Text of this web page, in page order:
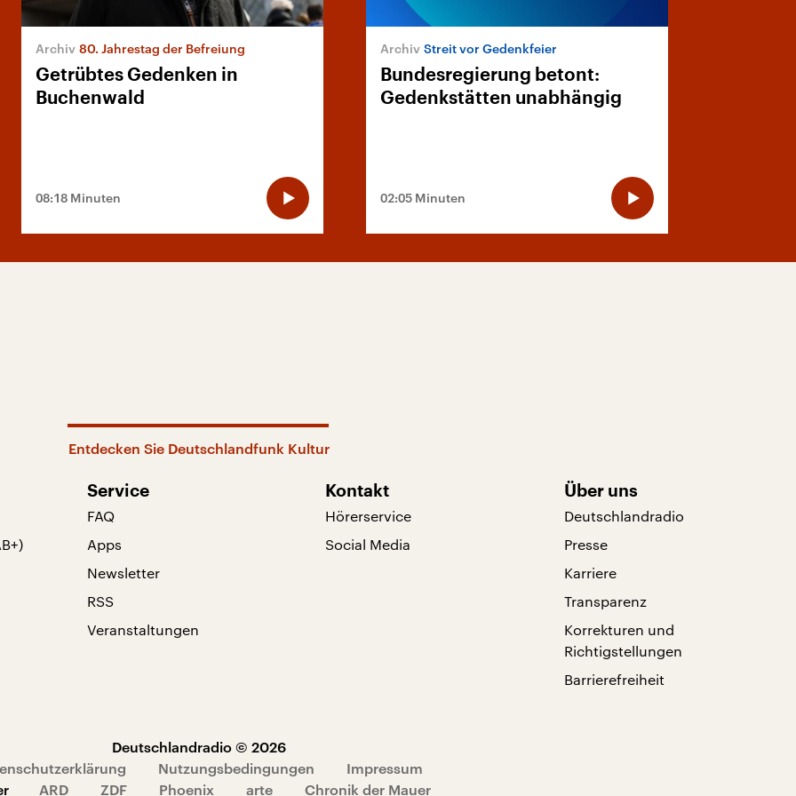
80. Jahrestag der Befreiung
Getrübtes Gedenken in
Buchenwald
08:18 Minuten
Streit vor Gedenkfeier
Bundesregierung betont:
Gedenkstätten unabhängig
02:05 Minuten
Entdecken Sie Deutschlandfunk Kultur
Service
FAQ
Apps
Newsletter
RSS
Veranstaltungen
Kontakt
Hörerservice
Social Media
Über uns
Deutschlandradio
Presse
Karriere
Transparenz
Korrekturen und
Richtigstellungen
Barrierefreiheit
Deutschlandradio © 2026
Nutzungsbedingungen
Impressum
ARD ZDF Phoenix arte Chronik der Mauer